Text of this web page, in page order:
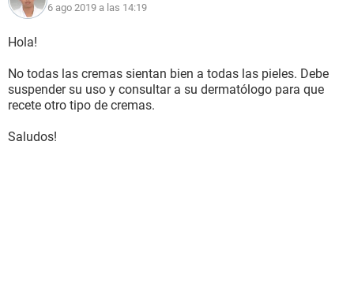
6 ago 2019 a las 14:19
Hola!
No todas las cremas sientan bien a todas las pieles. Debe
suspender su uso y consultar a su dermatólogo para que
recete otro tipo de cremas.
Saludos!